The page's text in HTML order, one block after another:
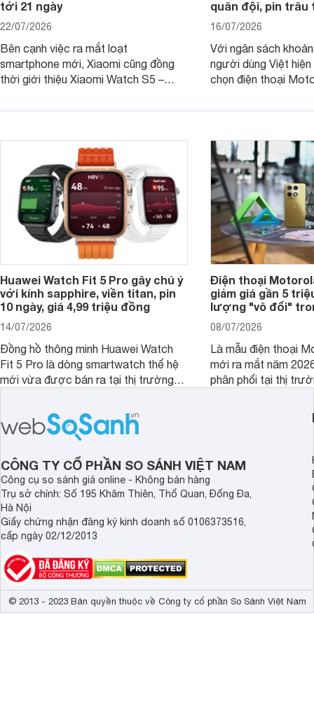
tới 21 ngày
22/07/2026
Bên cạnh việc ra mắt loạt
smartphone mới, Xiaomi cũng đồng
thời giới thiệu Xiaomi Watch S5 –
quân đội, pin trâu
16/07/2026
Với ngân sách
người dùng Việt
chọn điện thoại
Huawei Watch Fit 5 Pro gây chú ý
với kính sapphire, viền titan, pin
10 ngày, giá 4,99 triệu đồng
14/07/2026
Đồng hồ thông minh Huawei Watch
Fit 5 Pro là dòng smartwatch thế hệ
mới vừa được bán ra tại thị trường
huy thế mạnh từ thế hệ tiền nhiệm với
thiết kế thời thượng cùng nhiều tính
Điện thoại
giảm giá gần 5
lượng "vô đối"
08/07/2026
Là mẫu điện thoại
mới ra mắt năm
phân phối tại thị
khúc cao cấp. Hiện
được nhiều đại lý
thêm một lựa chọn
người dùng Việt.
CÔNG TY CỔ PHẦN SO SÁNH VIỆT NAM
Công cụ so sánh giá online - Không bán hàng
Trụ sở chính: Số 195 Khâm Thiên, Thổ Quan, Đống Đa,
Hà Nội
Giấy chứng nhận đăng ký kinh doanh số 0106373516,
cấp ngày 02/12/2013
© 2013 - 2023 Bản quyền thuộc về Công ty cổ phần So Sánh Việt Nam